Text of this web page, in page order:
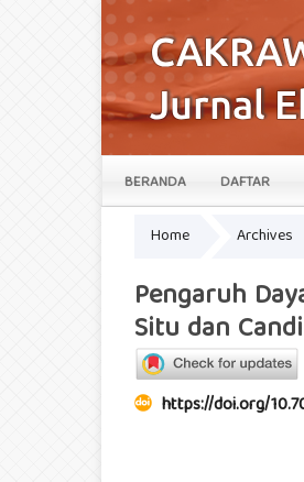
BERANDA DAFTAR
Home Archives
Pengaruh
Situ dan
https://doi.org/